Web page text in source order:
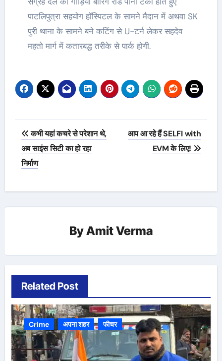
पाटलिपुत्रा सहयोग हॉस्पिटल के सामने मैदान में अथवा SK
पुरी थाना के सामने बने कटिंग से U-टर्न लेकर सहदेव
महतो मार्ग में कतारबद्ध तरीके से पार्क होगी.
Post
navigation
कभी यहां कचरे से परेशान थे,
अब साइंस सिटी का हो रहा
निर्माण
आप आ रहे हैं SELFI with
EVM के लिए!
ByAmit Verma
Related Post
Crime अपना शहर फीचर